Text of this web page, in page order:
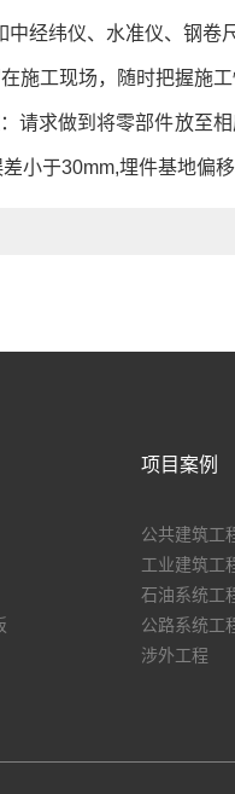
经纬仪、水准仪、钢卷
工现场，随时把握施工
求做到将零部件放至相
小于30mm,埋件基地偏
项目案例
公共建筑工
工业建筑工
石油系统工
公路系统工
涉外工程